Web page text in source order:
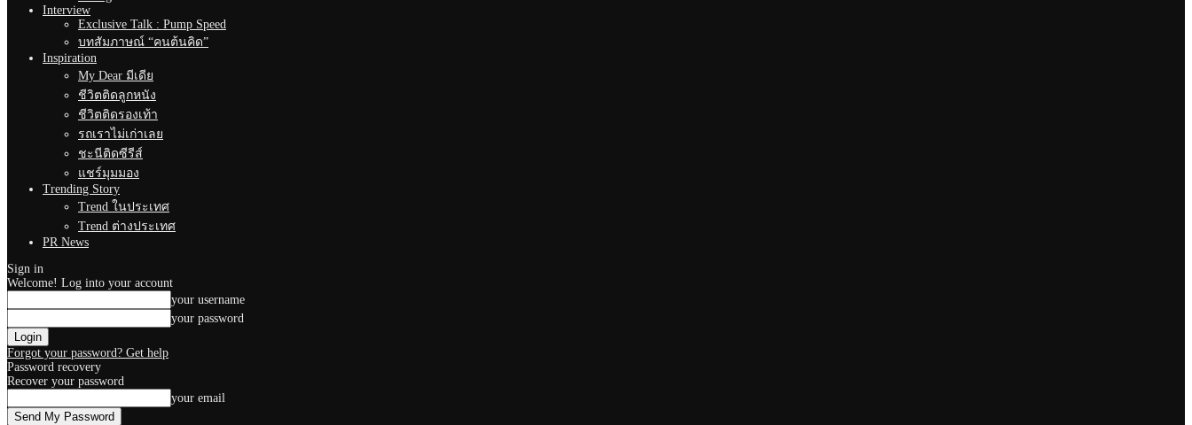
Interview
Exclusive Talk : Pump Speed
บทสัมภาษณ์ “คนต้นคิด”
Inspiration
My Dear มีเดีย
ชีวิตติดลูกหนัง
ชีวิตติดรองเท้า
รถเราไม่เก่าเลย
ชะนีติดซีรีส์
แชร์มุมมอง
Trending Story
Trend ในประเทศ
Trend ต่างประเทศ
PR News
Sign in
Welcome! Log into your account
your username
your password
Forgot your password? Get help
Password recovery
Recover your password
your email